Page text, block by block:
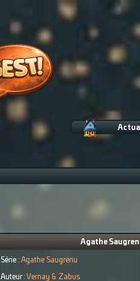
Agathe
Série : Agathe Saugrenu
Auteur : Vernay & Zabus